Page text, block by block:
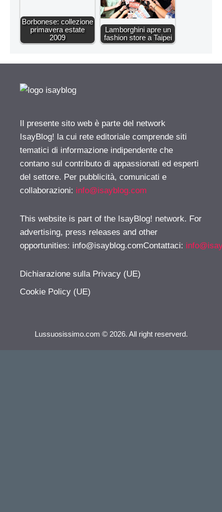
Borbonese: collezione
primavera estate
2009
Lamborghini apre un
fashion store a Taipei
Il presente sito web è parte del network
IsayBlog! la cui rete editoriale comprende siti
tematici di informazione indipendente che
contano sul contributo di appassionati ed esperti
del settore. Per pubblicità, comunicati e
collaborazioni: info@isayblog.com
This website is part of the IsayBlog! network. For
advertising, press releases and other
opportunities: info@isayblog.comContattaci:
Dichiarazione sulla Privacy (UE)
Cookie Policy (UE)
Lussuosissimo.com © 2026. All right reserverd.